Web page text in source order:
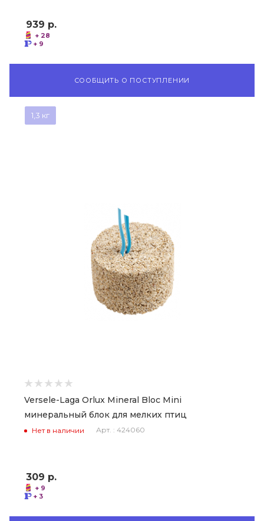
939 р.
+ 28
+ 9
СООБЩИТЬ О ПОСТУПЛЕНИИ
1,3 кг
Versele-Laga Orlux Mineral Bloc Mini
минеральный блок для мелких птиц
Нет в наличии Арт. : 424060
309 р.
+ 9
+ 3